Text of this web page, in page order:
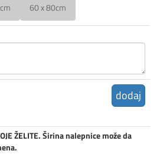
60 x 80cm
dodaj
ŽELITE. Širina nalepnice može da